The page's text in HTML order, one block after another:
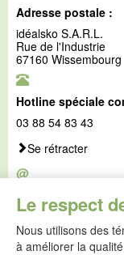
Le respect
Nous utilisons des
à améliorer la
Adresse postale :
idéalsko S.A.R.L.
Rue de l'Industrie
67160 Wissembourg
Hotline spéciale
03 88 54 83 43
Se rétracter
@
service@idealsko.fr
@